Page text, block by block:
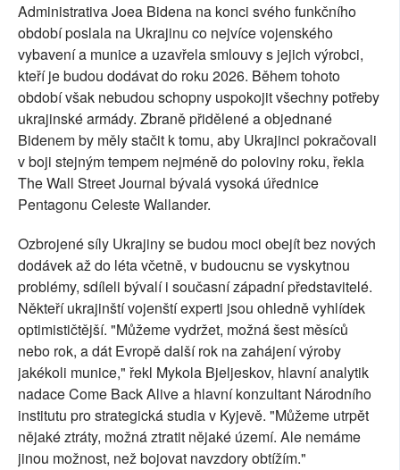
Administrativa Joea Bidena na konci svého funkčního
období poslala na Ukrajinu co nejvíce vojenského
vybavení a munice a uzavřela smlouvy s jejich výrobci,
kteří je budou dodávat do roku 2026. Během tohoto
období však nebudou schopny uspokojit všechny potřeby
ukrajinské armády. Zbraně přidělené a objednané
Bidenem by měly stačit k tomu, aby Ukrajinci pokračovali
v boji stejným tempem nejméně do poloviny roku, řekla
The Wall Street Journal bývalá vysoká úřednice
Pentagonu Celeste Wallander.
Ozbrojené síly Ukrajiny se budou moci obejít bez nových
dodávek až do léta včetně, v budoucnu se vyskytnou
problémy, sdíleli bývalí i současní západní představitelé.
Někteří ukrajinští vojenští experti jsou ohledně vyhlídek
optimističtější. "Můžeme vydržet, možná šest měsíců
nebo rok, a dát Evropě další rok na zahájení výroby
jakékoli munice," řekl Mykola Bjeljeskov, hlavní analytik
nadace Come Back Alive a hlavní konzultant Národního
institutu pro strategická studia v Kyjevě. "Můžeme utrpět
nějaké ztráty, možná ztratit nějaké území. Ale nemáme
jinou možnost, než bojovat navzdory obtížím."